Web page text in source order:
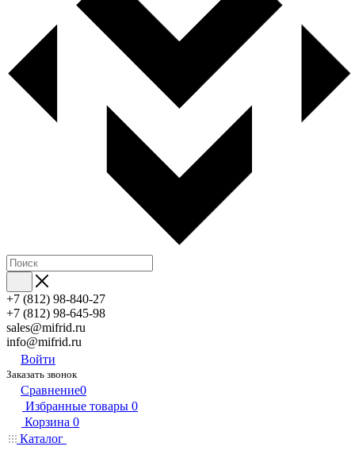
+7 (812) 98-840-27
+7 (812) 98-645-98
sales@mifrid.ru
info@mifrid.ru
Войти
Заказать звонок
Сравнение0
Избранные товары 0
Корзина 0
Каталог